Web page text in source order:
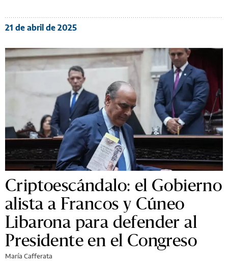
21 de abril de 2025
Criptoescándalo: el Gobierno
alista a Francos y Cúneo
Libarona para defender al
Presidente en el Congreso
María Cafferata